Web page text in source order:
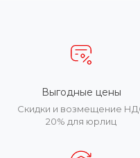
Выгодные цены
Скидки и возмещение
20% для юрлиц